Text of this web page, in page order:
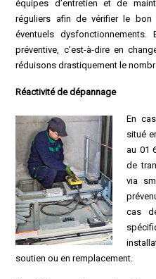
équipes d’entretien et de
réguliers afin de vérifier le bon
éventuels
préventive, c’est-à-dire en
réduisons drastiquement le
Réactivité de dépannage
En
situé
au 01
de
via
cas
soutien ou en remplacement.